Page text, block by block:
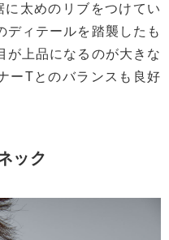
太めのリブをつけてい
ディテールを踏襲したも
が上品になるのが大きな
ーTとのバランスも良好
ック